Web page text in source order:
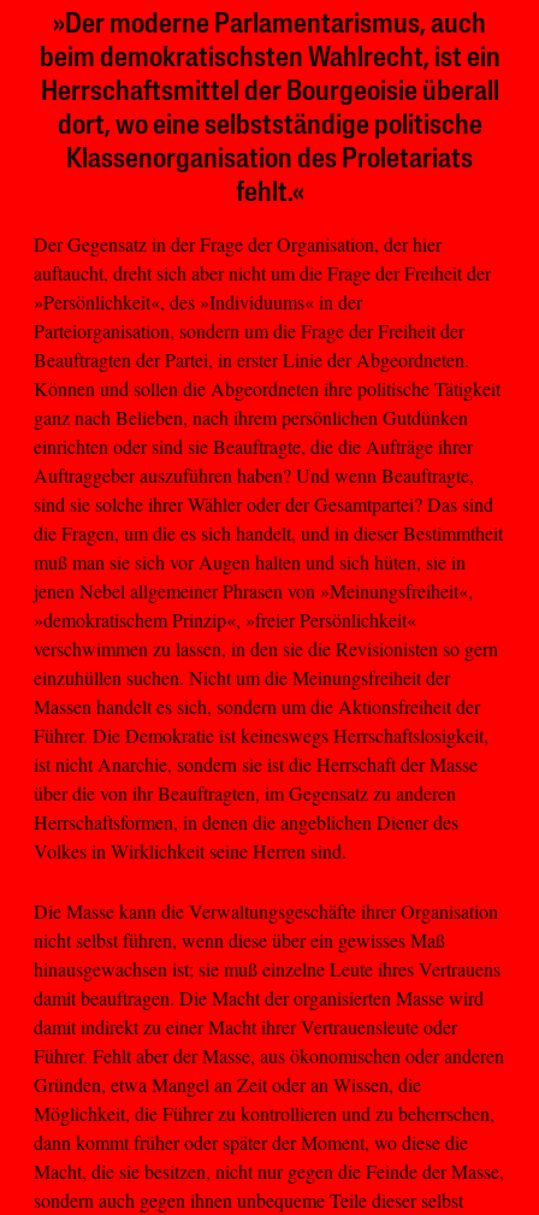
»Der moderne Parlamentarismus, auch
beim demokratischsten Wahlrecht, ist ein
Herrschaftsmittel der Bourgeoisie überall
dort, wo eine selbstständige politische
Klassenorganisation des Proletariats
fehlt.«
Der Gegensatz in der Frage der Organisation, der hier
auftaucht, dreht sich aber nicht um die Frage der Freiheit der
»Persönlichkeit«, des »Individuums« in der
Parteiorganisation, sondern um die Frage der Freiheit der
Beauftragten der Partei, in erster Linie der Abgeordneten.
Können und sollen die Abgeordneten ihre politische Tätigkeit
ganz nach Belieben, nach ihrem persönlichen Gutdünken
einrichten oder sind sie Beauftragte, die die Aufträge ihrer
Auftraggeber auszuführen haben? Und wenn Beauftragte,
sind sie solche ihrer Wähler oder der Gesamtpartei? Das sind
die Fragen, um die es sich handelt, und in dieser Bestimmtheit
muß man sie sich vor Augen halten und sich hüten, sie in
jenen Nebel allgemeiner Phrasen von »Meinungsfreiheit«,
»demokratischem Prinzip«, »freier Persönlichkeit«
verschwimmen zu lassen, in den sie die Revisionisten so gern
einzuhüllen suchen. Nicht um die Meinungsfreiheit der
Massen handelt es sich, sondern um die Aktionsfreiheit der
Führer. Die Demokratie ist keineswegs Herrschaftslosigkeit,
ist nicht Anarchie, sondern sie ist die Herrschaft der Masse
über die von ihr Beauftragten, im Gegensatz zu anderen
Herrschaftsformen, in denen die angeblichen Diener des
Volkes in Wirklichkeit seine Herren sind.
Die Masse kann die Verwaltungsgeschäfte ihrer Organisation
nicht selbst führen, wenn diese über ein gewisses Maß
hinausgewachsen ist; sie muß einzelne Leute ihres Vertrauens
damit beauftragen. Die Macht der organisierten Masse wird
damit indirekt zu einer Macht ihrer Vertrauensleute oder
Führer. Fehlt aber der Masse, aus ökonomischen oder anderen
Gründen, etwa Mangel an Zeit oder an Wissen, die
Möglichkeit, die Führer zu kontrollieren und zu beherrschen,
dann kommt früher oder später der Moment, wo diese die
Macht, die sie besitzen, nicht nur gegen die Feinde der Masse,
sondern auch gegen ihnen unbequeme Teile dieser selbst